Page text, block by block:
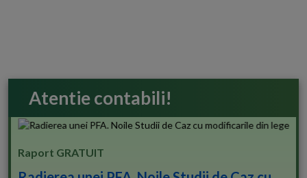
Atentie contabili!
Raport GRATUIT